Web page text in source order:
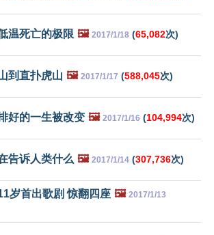
温死亡的极限 🖼️ 2017/1/18 (65,082次)
到直扑虎山 🖼️ 2017/1/17 (588,045次)
好的一生被改变 🖼️ 2017/1/16 (104,994次)
告诉人类什么 🖼️ 2017/1/14 (307,736次)
岁首出歌剧 惊翻四座 🖼️ 2017/1/13